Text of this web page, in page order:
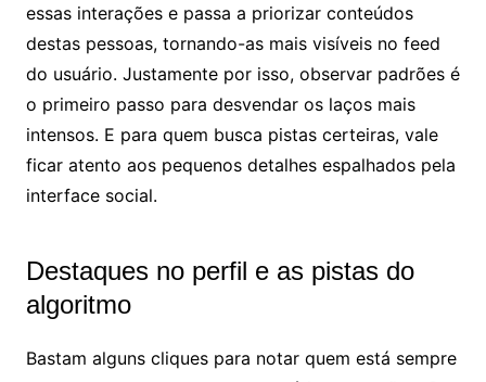
essas interações e passa a priorizar conteúdos
destas pessoas, tornando-as mais visíveis no feed
do usuário. Justamente por isso, observar padrões é
o primeiro passo para desvendar os laços mais
intensos. E para quem busca pistas certeiras, vale
ficar atento aos pequenos detalhes espalhados pela
interface social.
Destaques no perfil e as pistas do
algoritmo
Bastam alguns cliques para notar quem está sempre